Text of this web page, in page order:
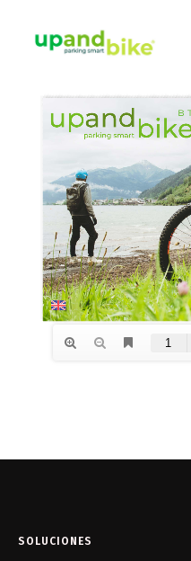
SOLUCIONES